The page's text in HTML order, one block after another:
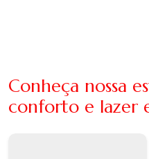
Conheça nossa
conforto e lazer